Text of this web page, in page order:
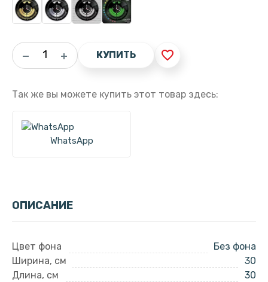
КУПИТЬ favorite_border
Так же вы можете купить этот товар здесь:
WhatsApp
ОПИСАНИЕ
Цвет фона
Без фона
Ширина, см
30
Длина, см
30